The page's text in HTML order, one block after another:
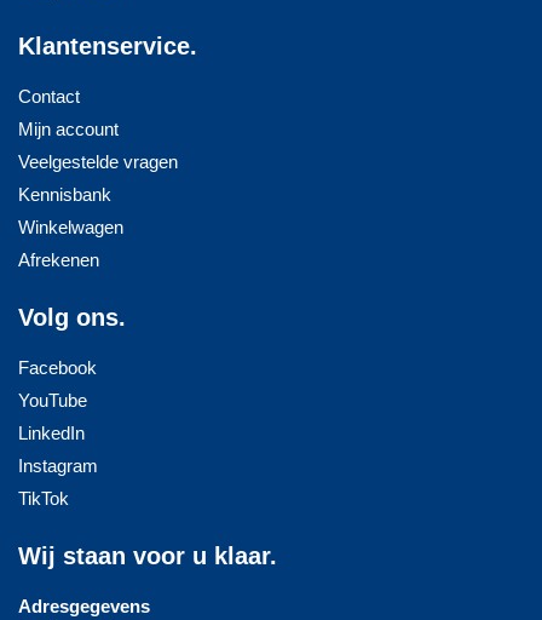
Klantenservice.
Contact
Mijn account
Veelgestelde vragen
Kennisbank
Winkelwagen
Afrekenen
Volg ons.
Facebook
YouTube
LinkedIn
Instagram
TikTok
Wij staan voor u klaar.
Adresgegevens